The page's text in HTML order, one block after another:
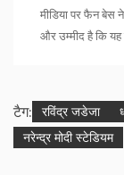
मीडिया पर फैन बेस
और उम्मीद है कि यह
टैग: रविंद्र जडेजा
नरेन्द्र मोदी स्टेडियम